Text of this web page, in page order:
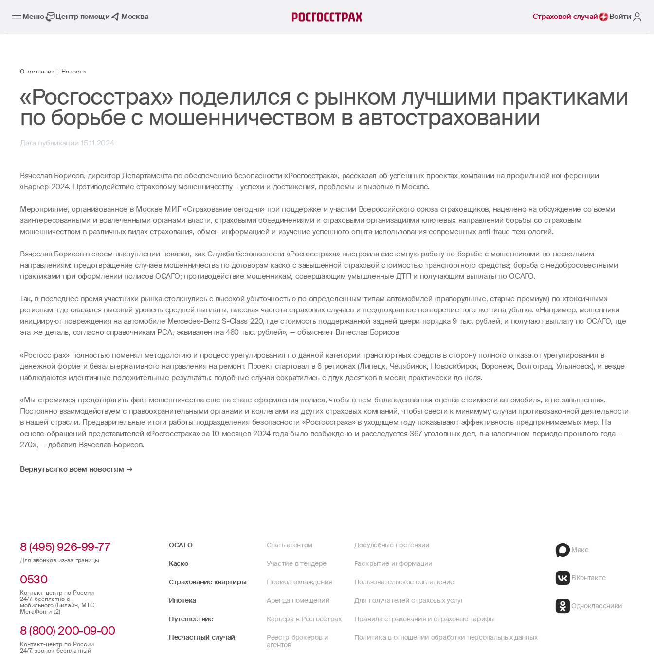
Меню Центр помощи Москва Страховой случай Войти
О компании Новости
«Росгосстрах» поделился с рынком лучшими практиками
по борьбе с мошенничеством в автостраховании
Дата публикации 15.11.2024
Вячеслав Борисов, директор Департамента по обеспечению безопасности «Росгосстраха», рассказал об успешных проектах компании на профильной конференции
«Барьер-2024. Противодействие страховому мошенничеству – успехи и достижения, проблемы и вызовы» в Москве.
Мероприятие, организованное в Москве МИГ «Страхование сегодня» при поддержке и участии Всероссийского союза страховщиков, нацелено на обсуждение со всеми
заинтересованными и вовлеченными органами власти, страховыми объединениями и страховыми организациями ключевых направлений борьбы со страховым
мошенничеством в различных видах страхования, обмен информацией и изучение успешного опыта использования современных anti-fraud технологий.
Вячеслав Борисов в своем выступлении показал, как Служба безопасности «Росгосстраха» выстроила системную работу по борьбе с мошенниками по нескольким
направлениям: предотвращение случаев мошенничества по договорам каско с завышенной страховой стоимостью транспортного средства; борьба с недобросовестными
практиками при оформлении полисов ОСАГО; противодействие мошенникам, совершающим умышленные ДТП и получающим выплаты по ОСАГО.
Так, в последнее время участники рынка столкнулись с высокой убыточностью по определенным типам автомобилей (праворульные, старые премиум) по «токсичным»
регионам, где оказался высокий уровень средней выплаты, высокая частота страховых случаев и неоднократное повторение того же типа убытка. «Например, мошенники
инициируют повреждения на автомобиле Mercedes-Benz S-Class 220, где стоимость поддержанной задней двери порядка 9 тыс. рублей, и получают выплату по ОСАГО, где
эта же деталь, согласно справочникам РСА, эквивалентна 460 тыс. рублей», — объясняет Вячеслав Борисов.
«Росгосстрах» полностью поменял методологию и процесс урегулирования по данной категории транспортных средств в сторону полного отказа от урегулирования в
денежной форме и безальтернативного направления на ремонт. Проект стартовал в 6 регионах (Липецк, Челябинск, Новосибирск, Воронеж, Волгоград, Ульяновск), и везде
наблюдаются идентичные положительные результаты: подобные случаи сократились с двух десятков в месяц практически до ноля.
«Мы стремимся предотвратить факт мошенничества еще на этапе оформления полиса, чтобы в нем была адекватная оценка стоимости автомобиля, а не завышенная.
Постоянно взаимодействуем с правоохранительными органами и коллегами из других страховых компаний, чтобы свести к минимуму случаи противозаконной деятельности
в нашей отрасли. Предварительные итоги работы подразделения безопасности «Росгосстраха» в уходящем году показывают эффективность предпринимаемых мер. На
основе обращений представителей «Росгосстраха» за 10 месяцев 2024 года было возбуждено и расследуется 367 уголовных дел, в аналогичном периоде прошлого года —
270», — добавил Вячеслав Борисов.
Вернуться ко всем новостям
8 (495) 926-99-77
Для звонков из-за границы
0530
Контакт-центр по России
24/7, бесплатно с
мобильного (Билайн, МТС,
МегаФон и t2)
8 (800) 200-09-00
Контакт-центр по России
24/7, звонок бесплатный
ОСАГО
Каско
Страхование квартиры
Ипотека
Путешествие
Несчастный случай
Стать агентом
Участие в тендере
Период охлаждения
Аренда помещений
Карьера в Росгосстрах
Реестр брокеров и
агентов
Досудебные претензии
Раскрытие информации
Пользовательское соглашение
Для получателей страховых услуг
Правила страхования и страховые тарифы
Политика в отношении обработки персональных данных
Макс
ВКонтакте
Одноклассники